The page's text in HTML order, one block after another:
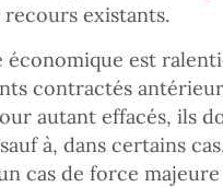
recours existants.
économique est
contractés
autant effacés, ils
à, dans certains
cas de force